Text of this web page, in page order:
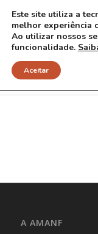
22 red
A AMANF
Este site utiliza a
melhor experiência
Ao utilizar nossos
funcionalidade.
Aceitar